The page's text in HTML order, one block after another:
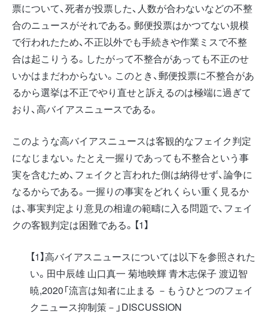
票について、死者が投票した、人数が合わないなどの不整
合のニュースがそれである。郵便投票はかつてない規模
で行われたため、不正以外でも手続きや作業ミスで不整
合は起こりうる。したがって不整合があっても不正のせ
いかはまだわからない。このとき、郵便投票に不整合があ
るから選挙は不正でやり直せと訴えるのは極端に過ぎて
おり、高バイアスニュースである。
このような高バイアスニュースは客観的なフェイク判定
になじまない。たとえ一握りであっても不整合という事
実を含むため、フェイクと言われた側は納得せず、論争に
なるからである。一握りの事実をどれくらい重く見るか
は、事実判定より意見の相違の範疇に入る問題で、フェイ
クの客観判定は困難である。【1】
【1】高バイアスニュースについては以下を参照された
い。田中辰雄 山口真一 菊地映輝 青木志保子 渡辺智
暁,2020「流言は知者に止まる －もうひとつのフェイ
クニュース抑制策－」DISCUSSION